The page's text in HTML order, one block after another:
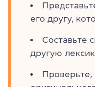
его другу,
Составьте
другую
Проверьте,